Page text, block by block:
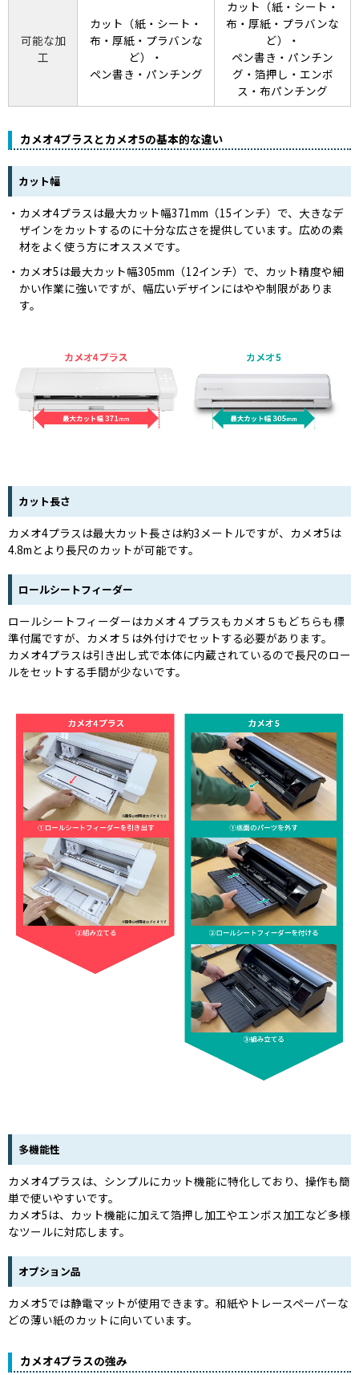
可能な加
工
カット（紙・シート・
布・厚紙・プラバンな
ど）・
ペン書き・パンチング
カット（紙・シート・
布・厚紙・プラバンな
ど）・
ペン書き・パンチン
グ・箔押し・エンボ
ス・布パンチング
カメオ4プラスとカメオ5の基本的な違い
カット幅
カメオ4プラスは最大カット幅371mm（15インチ）で、大きなデ
ザインをカットするのに十分な広さを提供しています。広めの素
材をよく使う方にオススメです。
カメオ5は最大カット幅305mm（12インチ）で、カット精度や細
かい作業に強いですが、幅広いデザインにはやや制限がありま
す。
カット長さ
カメオ4プラスは最大カット長さは約3メートルですが、カメオ5は
4.8mとより長尺のカットが可能です。
ロールシートフィーダー
ロールシートフィーダーはカメオ４プラスもカメオ５もどちらも標
準付属ですが、カメオ５は外付けでセットする必要があります。
カメオ4プラスは引き出し式で本体に内蔵されているので長尺のロー
ルをセットする手間が少ないです。
多機能性
カメオ4プラスは、シンプルにカット機能に特化しており、操作も簡
単で使いやすいです。
カメオ5は、カット機能に加えて箔押し加工やエンボス加工など多様
なツールに対応します。
オプション品
カメオ5では静電マットが使用できます。和紙やトレースペーパーな
どの薄い紙のカットに向いています。
カメオ4プラスの強み